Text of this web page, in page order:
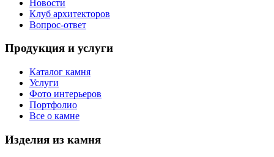
Новости
Клуб архитекторов
Вопрос-ответ
Продукция и услуги
Каталог камня
Услуги
Фото интерьеров
Портфолио
Все о камне
Изделия из камня